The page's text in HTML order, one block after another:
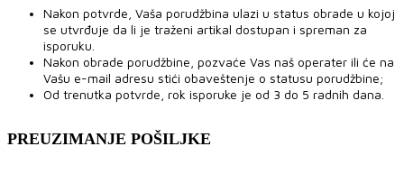
Nakon potvrde, Vaša porudžbina ulazi u status obrade u kojoj
se utvrđuje da li je traženi artikal dostupan i spreman za
isporuku.
Nakon obrade porudžbine, pozvaće Vas naš operater ili će na
Vašu e-mail adresu stići obaveštenje o statusu porudžbine;
Od trenutka potvrde, rok isporuke je od 3 do 5 radnih dana.
PREUZIMANJE POŠILJKE